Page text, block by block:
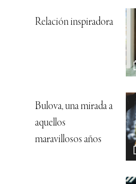
Relación inspiradora
Bulova, una mirada a
aquellos
maravillosos años